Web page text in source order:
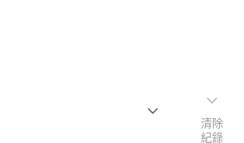
清除
紀錄